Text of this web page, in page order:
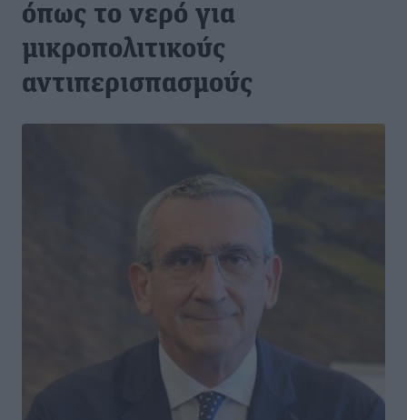
όπως το νερό για
μικροπολιτικούς
αντιπερισπασμούς